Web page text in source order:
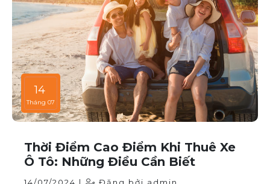
14
Tháng 07
Thời Điểm Cao Điểm Khi Thuê Xe
Ô Tô: Những Điều Cần Biết